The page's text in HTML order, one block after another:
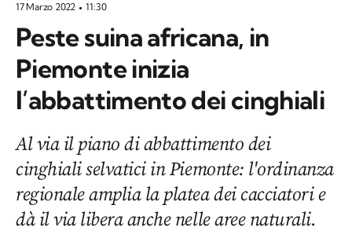
17 Marzo 2022 11:30
Peste suina africana, in
Piemonte inizia
l’abbattimento dei cinghiali
Al via il piano di abbattimento dei
cinghiali selvatici in Piemonte: l'ordinanza
regionale amplia la platea dei cacciatori e
dà il via libera anche nelle aree naturali.